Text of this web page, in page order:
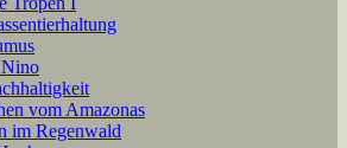
vom Amazonas
im Regenwald